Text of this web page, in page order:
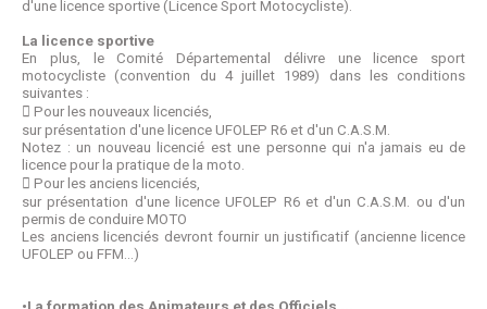
d'une licence sportive (Licence Sport Motocycliste).
La licence sportive
En plus, le Comité Départemental délivre une licence sport
motocycliste (convention du 4 juillet 1989) dans les conditions
suivantes :
 Pour les nouveaux licenciés,
sur présentation d'une licence UFOLEP R6 et d'un C.A.S.M.
Notez : un nouveau licencié est une personne qui n'a jamais eu de
licence pour la pratique de la moto.
 Pour les anciens licenciés,
sur présentation d'une licence UFOLEP R6 et d'un C.A.S.M. ou d'un
permis de conduire MOTO
Les anciens licenciés devront fournir un justificatif (ancienne licence
UFOLEP ou FFM...)